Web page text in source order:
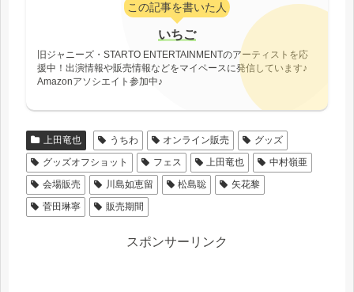
この記事を書いた人
いちご
旧ジャニーズ・STARTO ENTERTAINMENTのアーティストを応
援中！出演情報や販売情報などをマイペースに発信しています♪
Amazonアソシエイト参加中♪
上田竜也 うちわ オンライン販売
グッズ
グッズオフショット
フェス 上田竜也
中村嶺亜
会場販売
川島如恵留 松島聡
矢花黎
菅田琳寧
販売期間
スポンサーリンク